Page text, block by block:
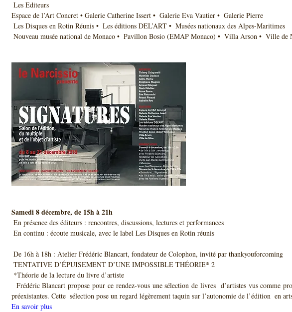
Les Editeurs
Espace de l’Art Concret • Galerie Catherine Issert •  Galerie Eva Vautier •  Galerie Pierre
Les Disques en Rotin Réunis •  Les éditions DEL’ART •  Musées nationaux des Alpes-Maritimes
Nouveau musée national de Monaco •  Pavillon Bosio (EMAP Monaco) •  Villa Arson •  Ville de
Samedi 8 décembre, de 15h à 21h
En présence des éditeurs : rencontres, discussions, lectures et performances
En continu : écoute musicale, avec le label Les Disques en Rotin réunis
De 16h à 18h : Atelier Frédéric Blancart, fondateur de Colophon, invité par thankyouforcoming
TENTATIVE D’ÉPUISEMENT D’UNE IMPOSSIBLE THÉORIE* 2
*Théorie de la lecture du livre d’artiste
préexistantes. Cette  sélection pose un regard légèrement taquin sur l’autonomie de l’édition  en
En savoir plus